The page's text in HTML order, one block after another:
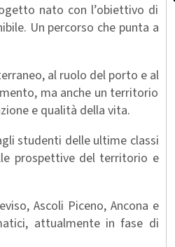
nato con l’obiettivo di
Un percorso che punta a
al ruolo del porto e al
ma anche un territorio
e qualità della vita.
studenti delle ultime classi
prospettive del territorio e
Ascoli Piceno, Ancona e
attualmente in fase di